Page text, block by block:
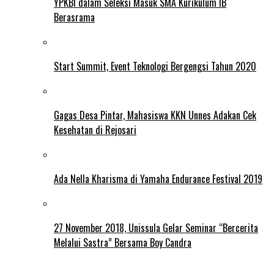
Berasrama
Start Summit, Event Teknologi Bergengsi Tahun 2020
Gagas Desa Pintar, Mahasiswa KKN Unnes Adakan Cek
Kesehatan di Rejosari
Ada Nella Kharisma di Yamaha Endurance Festival 2019
27 November 2018, Unissula Gelar Seminar “Bercerita
Melalui Sastra” Bersama Boy Candra